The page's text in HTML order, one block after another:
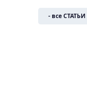
- все СТАТЬИ